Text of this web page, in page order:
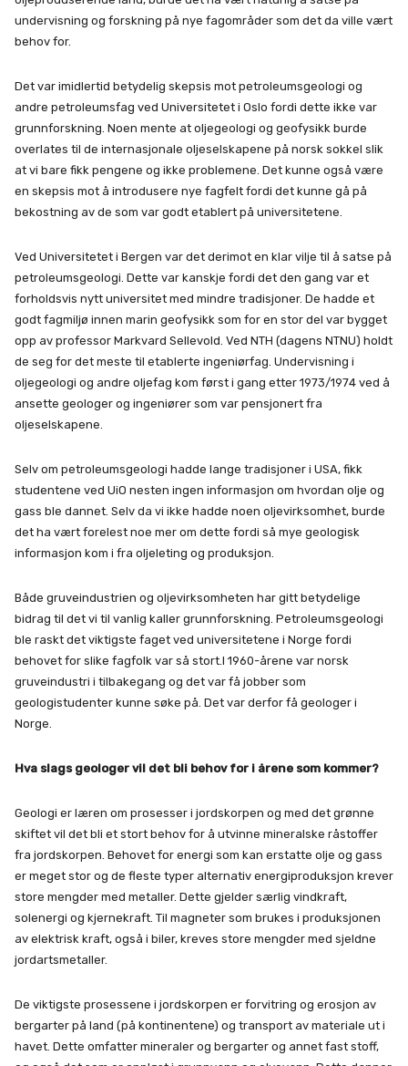
undervisning og forskning på nye fagområder som det da ville vært
behov for.
Det var imidlertid betydelig skepsis mot petroleumsgeologi og
andre petroleumsfag ved Universitetet i Oslo fordi dette ikke var
grunnforskning. Noen mente at oljegeologi og geofysikk burde
overlates til de internasjonale oljeselskapene på norsk sokkel slik
at vi bare fikk pengene og ikke problemene. Det kunne også være
en skepsis mot å introdusere nye fagfelt fordi det kunne gå på
bekostning av de som var godt etablert på universitetene.
Ved Universitetet i Bergen var det derimot en klar vilje til å satse på
petroleumsgeologi. Dette var kanskje fordi det den gang var et
forholdsvis nytt universitet med mindre tradisjoner. De hadde et
godt fagmiljø innen marin geofysikk som for en stor del var bygget
opp av professor Markvard Sellevold. Ved NTH (dagens NTNU) holdt
de seg for det meste til etablerte ingeniørfag. Undervisning i
oljegeologi og andre oljefag kom først i gang etter 1973/1974 ved å
ansette geologer og ingeniører som var pensjonert fra
oljeselskapene.
Selv om petroleumsgeologi hadde lange tradisjoner i USA, fikk
studentene ved UiO nesten ingen informasjon om hvordan olje og
gass ble dannet. Selv da vi ikke hadde noen oljevirksomhet, burde
det ha vært forelest noe mer om dette fordi så mye geologisk
informasjon kom i fra oljeleting og produksjon.
Både gruveindustrien og oljevirksomheten har gitt betydelige
bidrag til det vi til vanlig kaller grunnforskning. Petroleumsgeologi
ble raskt det viktigste faget ved universitetene i Norge fordi
behovet for slike fagfolk var så stort.I 1960-årene var norsk
gruveindustri i tilbakegang og det var få jobber som
geologistudenter kunne søke på. Det var derfor få geologer i
Norge.
Hva slags geologer vil det bli behov for i årene som kommer?
Geologi er læren om prosesser i jordskorpen og med det grønne
skiftet vil det bli et stort behov for å utvinne mineralske råstoffer
fra jordskorpen. Behovet for energi som kan erstatte olje og gass
er meget stor og de fleste typer alternativ energiproduksjon krever
store mengder med metaller. Dette gjelder særlig vindkraft,
solenergi og kjernekraft. Til magneter som brukes i produksjonen
av elektrisk kraft, også i biler, kreves store mengder med sjeldne
jordartsmetaller.
De viktigste prosessene i jordskorpen er forvitring og erosjon av
bergarter på land (på kontinentene) og transport av materiale ut i
havet. Dette omfatter mineraler og bergarter og annet fast stoff,